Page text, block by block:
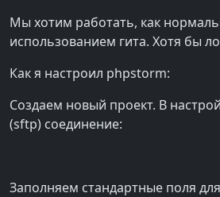
Мы хотим работать, как
использованием гита. Хотя бы
Как я настроил phpstorm:
Создаем новый проект. В
(sftp) соединение:
Заполняем стандартные поля